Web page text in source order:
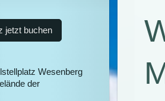
jetzt buchen
Wesenberg
der